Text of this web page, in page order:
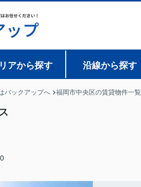
アから探す 沿線から探す
バックアップへ 福岡市中央区の賃貸物件一覧